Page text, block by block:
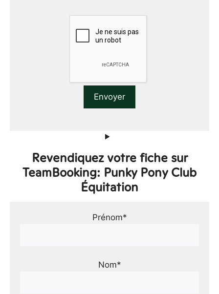
Revendiquez votre fiche sur
TeamBooking: Punky Pony Club
Équitation
Prénom*
Nom*